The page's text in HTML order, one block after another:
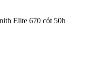
Elite 670 cót 50h